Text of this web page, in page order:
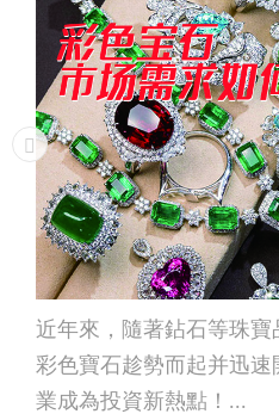
近年來，隨著鉆石等珠寶
彩色寶石趁勢而起并迅
業成為投資新熱點！...